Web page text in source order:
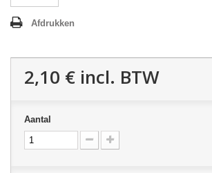
Afdrukken
2,10 € incl. BTW
Aantal